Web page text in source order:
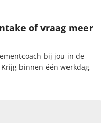
of vraag meer
bij jou in de
binnen één werkdag